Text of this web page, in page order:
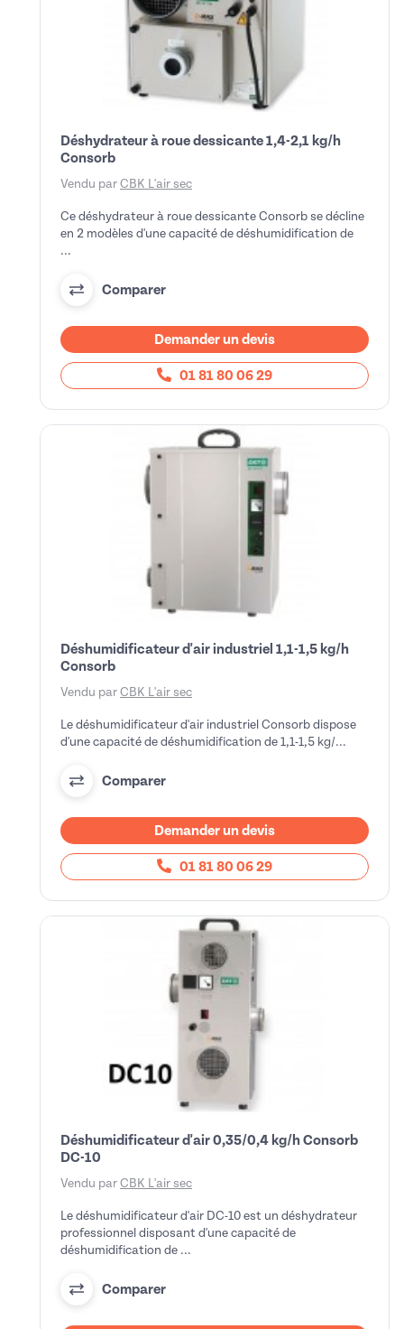
Déshydrateur à roue dessicante 1,4-2,1 kg/h
Consorb
Vendu par CBK L'air sec
Ce déshydrateur à roue dessicante Consorb se décline
en 2 modèles d'une capacité de déshumidification de
...
Comparer
Demander un devis
01 81 80 06 29
Déshumidificateur d'air industriel 1,1-1,5 kg/h
Consorb
Vendu par CBK L'air sec
Le déshumidificateur d'air industriel Consorb dispose
d'une capacité de déshumidification de 1,1-1,5 kg/...
Comparer
Demander un devis
01 81 80 06 29
Déshumidificateur d'air 0,35/0,4 kg/h Consorb
DC-10
Vendu par CBK L'air sec
Le déshumidificateur d'air DC-10 est un déshydrateur
professionnel disposant d'une capacité de
déshumidification de ...
Comparer